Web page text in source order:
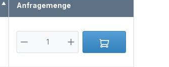
Anfragemenge